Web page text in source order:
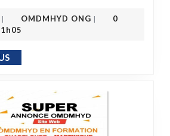
| OMDMHYD ONG |
0
EN SAVOIR PLUS